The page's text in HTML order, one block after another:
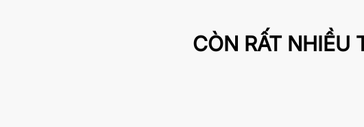
CÒN RẤT NHIỀU